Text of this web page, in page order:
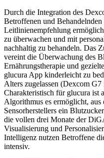
Durch die Integration des
Betroffenen und Behandelnden
Leitlinienempfehlung
zu überwachen und mit
nachhaltig zu behandeln. Das
vereint die Überwachung des
Ernährungstherapie und
glucura App kinderleicht zu
Alters zugelassen (Dexcom G7
Charakteristisch für glucura ist
Algorithmus es ermöglicht, aus
Sensorherstellers ein
die vollen drei Monate der
Visualisierung und
Intelligenz nutzen Betroffene
intensiv.